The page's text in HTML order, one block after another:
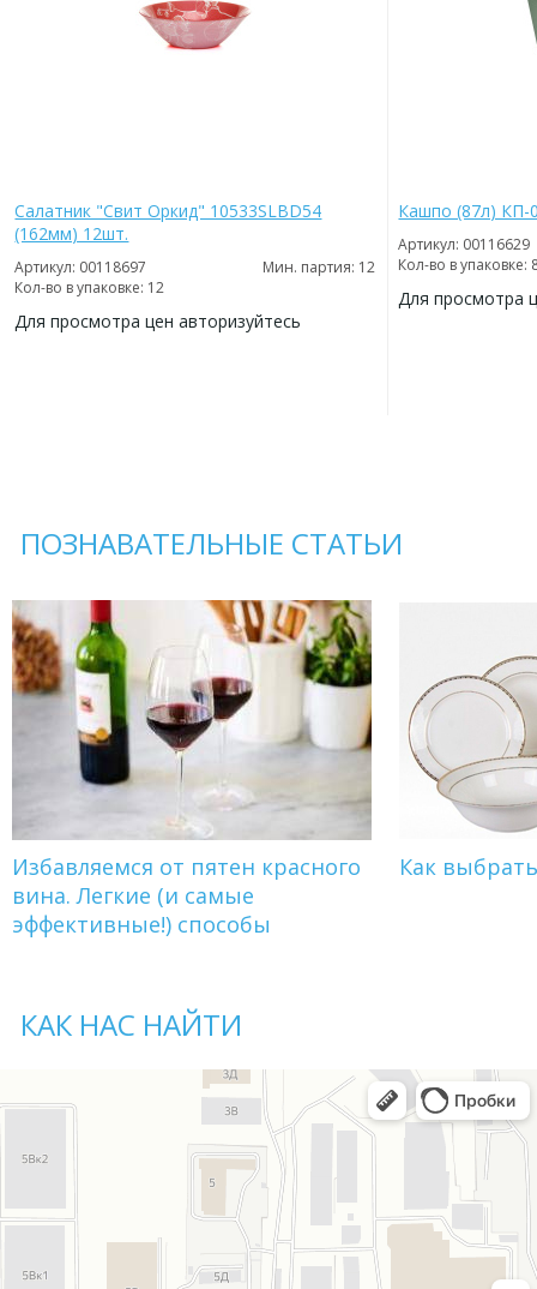
Салатник "Свит Оркид" 10533SLBD54
(162мм) 12шт.
Артикул: 00118697
Мин. партия: 12
Кол-во в упаковке: 12
Для просмотра цен авторизуйтесь
Кашпо (87л) КП-
Артикул: 00116629
Кол-во в упаковке:
Для просмотра
ПОЗНАВАТЕЛЬНЫЕ СТАТЬИ
Избавляемся от пятен красного
вина. Легкие (и самые
эффективные!) способы
Как
КАК НАС НАЙТИ